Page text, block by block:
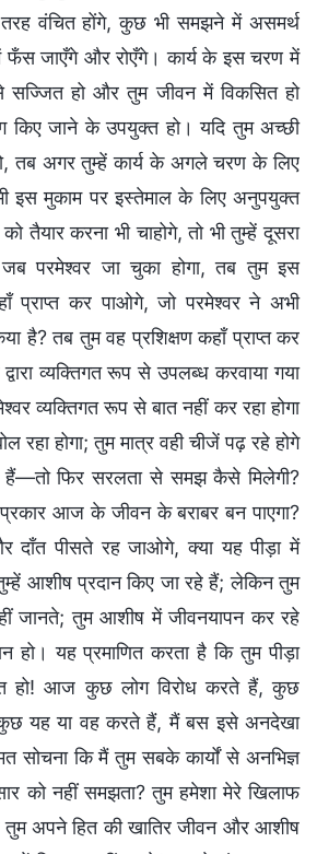
वंचित होंगे, कुछ भी समझने में असमर्थ
फँस जाएँगे और रोएँगे। कार्य के इस चरण में
सज्जित हो और तुम जीवन में विकसित हो
किए जाने के उपयुक्त हो। यदि तुम अच्छी
तब अगर तुम्हें कार्य के अगले चरण के लिए
इस मुकाम पर इस्तेमाल के लिए अनुपयुक्त
तैयार करना भी चाहोगे, तो भी तुम्हें दूसरा
परमेश्वर जा चुका होगा, तब तुम इस
प्राप्त कर पाओगे, जो परमेश्वर ने अभी
है? तब तुम वह प्रशिक्षण कहाँ प्राप्त कर
व्यक्तिगत रूप से उपलब्ध करवाया गया
व्यक्तिगत रूप से बात नहीं कर रहा होगा
रहा होगा; तुम मात्र वही चीजें पढ़ रहे होगे
हैं—तो फिर सरलता से समझ कैसे मिलेगी?
आज के जीवन के बराबर बन पाएगा?
पीसते रह जाओगे, क्या यह पीड़ा में
आशीष प्रदान किए जा रहे हैं; लेकिन तुम
जानते; तुम आशीष में जीवनयापन कर रहे
हो। यह प्रमाणित करता है कि तुम पीड़ा
हो! आज कुछ लोग विरोध करते हैं, कुछ
यह या वह करते हैं, मैं बस इसे अनदेखा
सोचना कि मैं तुम सबके कार्यों से अनभिज्ञ
को नहीं समझता? तुम हमेशा मेरे खिलाफ
तुम अपने हित की खातिर जीवन और आशीष